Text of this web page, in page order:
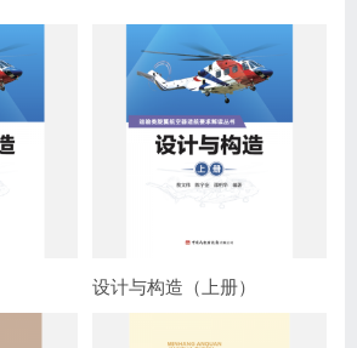
设计与构造（上册）